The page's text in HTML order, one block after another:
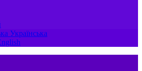
Українська